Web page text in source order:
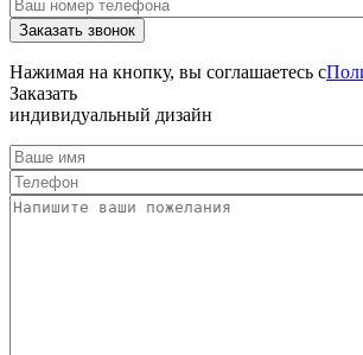
Нажимая на кнопку, вы соглашаетесь с
Заказать
индивидуальный дизайн